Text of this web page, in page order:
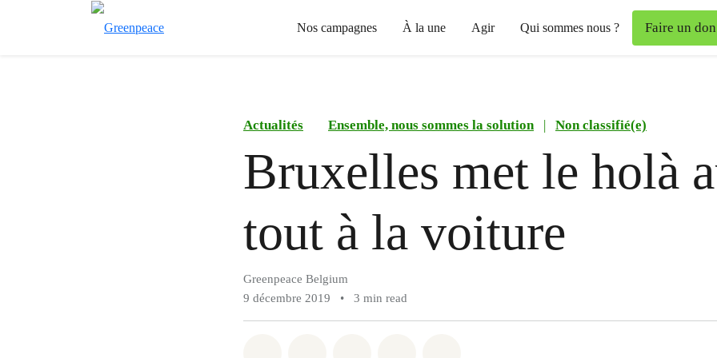
Nos campagnes À la une Agir Qui sommes nous ? Faire un don
Actualités Ensemble, nous sommes la solution | Non classifié(e)
Bruxelles met le holà
tout à la voiture
Greenpeace Belgium
9 décembre 2019
• 3 min read